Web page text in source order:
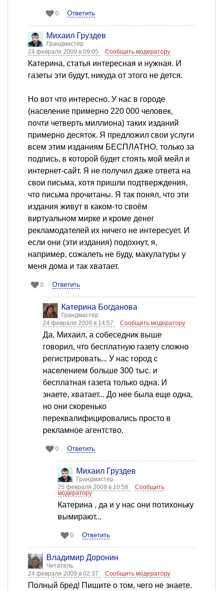
0 Ответить
Михаил Груздев
Грандмастер
24 февраля 2009 в 09:05
Сообщить модератору
Катерина, статья интересная и нужная. И
газеты эти будут, никуда от этого не дется.
Но вот что интересно. У нас в городе
(население примерно 220 000 человек,
почти четверть миллиона) таких изданий
примерно десяток. Я предложил свои услуги
всем этим изданиям БЕСПЛАТНО, только за
подпись, в которой будет стоять мой мейл и
интернет-сайт. Я не получил даже ответа на
свои письма, хотя пришли подтверждения,
что письма прочитаны. Я так понял, что эти
издания живут в каком-то своём
виртуальном мирке и кроме денег
рекламодателей их ничего не интересует. И
если они (эти издания) подохнут, я,
например, сожалеть не буду, макулатуры у
меня дома и так хватает.
0 Ответить
Катерина Богданова
Грандмастер
24 февраля 2009 в 14:57
Сообщить модератору
Да, Михаил, а собеседник выше
говорил, что бесплатную газету сложно
регистрировать... У нас город с
населением больше 300 тыс. и
бесплатная газета только одна. И
знаете, хватает... До нее была еще одна,
но они скоренько
переквалифицировались просто в
рекламное агентство.
0 Ответить
Михаил Груздев
Грандмастер
25 февраля 2009 в 10:58
Сообщить
модератору
Катерина , да и у нас они потихоньку
вымирают...
0 Ответить
Владимир Доронин
Читатель
24 февраля 2009 в 02:37
Сообщить модератору
Полный бред! Пишите о том, чего не знаете.